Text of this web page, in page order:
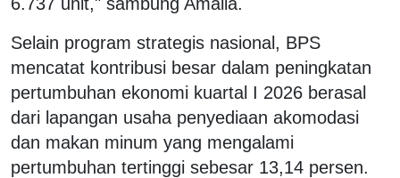
Selain program strategis nasional, BPS
mencatat kontribusi besar dalam peningkatan
pertumbuhan ekonomi kuartal I 2026 berasal
dari lapangan usaha penyediaan akomodasi
dan makan minum yang mengalami
pertumbuhan tertinggi sebesar 13,14 persen.